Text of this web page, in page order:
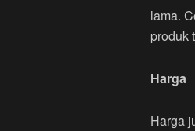
lama.
produk
Harga
Harga